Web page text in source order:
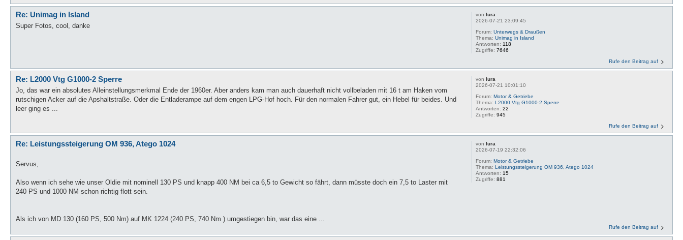
vonlura
2026-07-21 23:09:45
Forum:Unterwegs & Draußen
Thema:Unimag in Island
Antworten: 118
Zugriffe:7646
Re: Unimag in Island
Super Fotos, cool, danke
Rufe den Beitrag auf
vonlura
2026-07-21 10:01:10
Forum:Motor & Getriebe
Thema:L2000 Vtg G1000-2 Sperre
Antworten:22
Zugriffe:945
Re: L2000 Vtg G1000-2 Sperre
Jo, das war ein absolutes Alleinstellungsmerkmal Ende der 1960er. Aber anders kam man auch dauerhaft nicht vollbeladen mit 16 t am Haken vom
rutschigen Acker auf die Apshaltstraße. Oder die Entladerampe auf dem engen LPG-Hof hoch. Für den normalen Fahrer gut, ein Hebel für beides. Und
leer ging es ...
Rufe den Beitrag auf
vonlura
2026-07-19 22:32:06
Forum:Motor & Getriebe
Thema:Leistungssteigerung OM 936, Atego 1024
Antworten: 15
Zugriffe:881
Re: Leistungssteigerung OM 936, Atego 1024
Servus,
Also wenn ich sehe wie unser Oldie mit nominell 130 PS und knapp 400 NM bei ca 6,5 to Gewicht so fährt, dann müsste doch ein 7,5 to Laster mit
240 PS und 1000 NM schon richtig flott sein.
Als ich von MD 130 (160 PS, 500 Nm) auf MK 1224 (240 PS, 740 Nm ) umgestiegen bin, war das eine ...
Rufe den Beitrag auf